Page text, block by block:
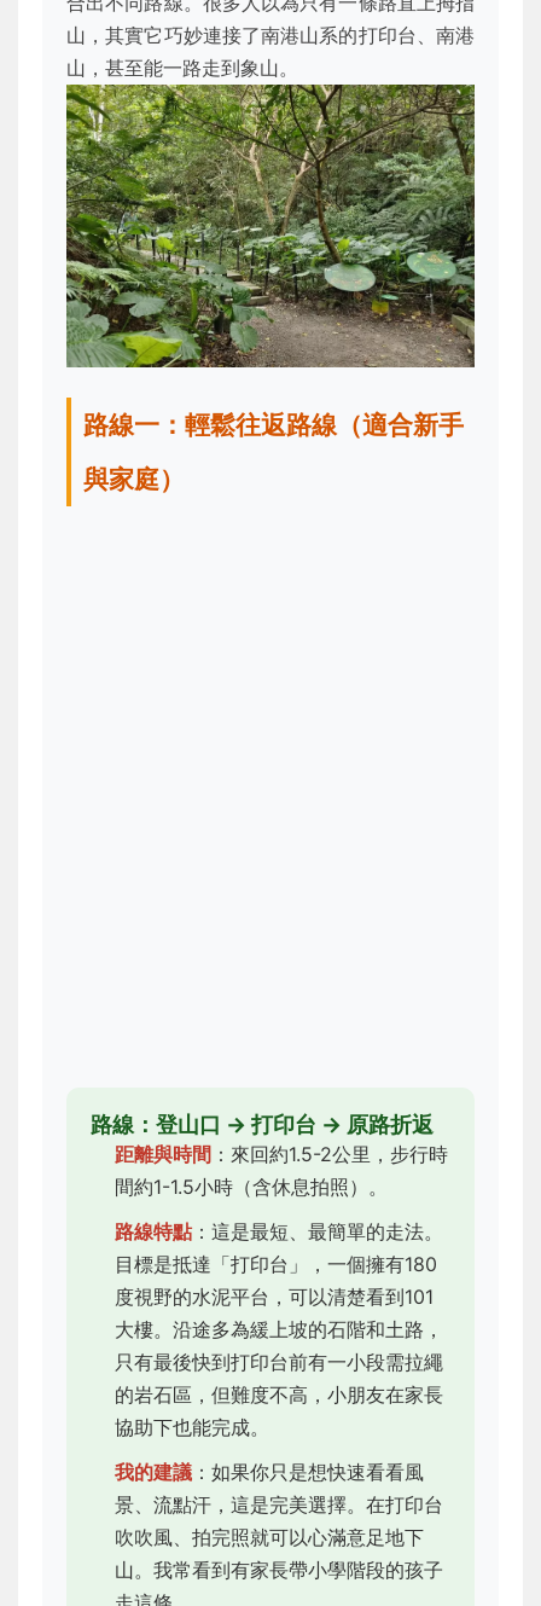
山，其實它巧妙連接了南港山系的打印台、南港
山，甚至能一路走到象山。
路線一：輕鬆往返路線（適合新手
與家庭）
路線：登山口 → 打印台 → 原路折返
距離與時間 ：來回約1.5-2公里，步行時
間約1-1.5小時（含休息拍照）。
路線特點 ：這是最短、最簡單的走法。
目標是抵達「打印台」，一個擁有180
度視野的水泥平台，可以清楚看到101
大樓。沿途多為緩上坡的石階和土路，
只有最後快到打印台前有一小段需拉繩
的岩石區，但難度不高，小朋友在家長
協助下也能完成。
我的建議 ：如果你只是想快速看看風
景、流點汗，這是完美選擇。在打印台
吹吹風、拍完照就可以心滿意足地下
山。我常看到有家長帶小學階段的孩子